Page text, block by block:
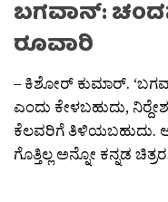
ಬಗವಾನ್:
ರೂವಾರಿ
– ಕಿಶೋರ್ ಕುಮಾರ್.
ಎಂದು ಕೇಳಬಹುದು,
ಕೆಲವರಿಗೆ ತಿಳಿಯಬಹುದು.
ಗೊತ್ತಿಲ್ಲ ಅನ್ನೋ ಕನ್ನಡ